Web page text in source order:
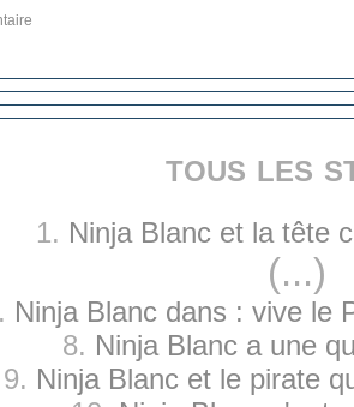
tous les
1. Ninja Blanc et la tête
(...)
Ninja Blanc dans : vive le
8. Ninja Blanc a une
9. Ninja Blanc et le pirate